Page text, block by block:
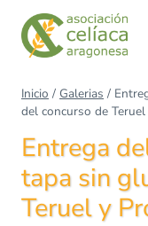
Saltar
contenido
Inicio / Galerias /
del concurso de
Entrega
tapa sin
Teruel y